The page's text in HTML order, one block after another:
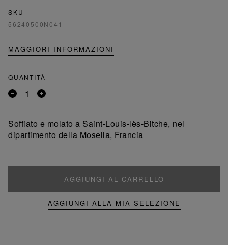
SKU
56240500N041
MAGGIORI INFORMAZIONI
QUANTITÀ
Rimuovi
Aggiungi
Soffiato e molato a Saint-Louis-lès-Bitche, nel
dipartimento della Mosella, Francia
AGGIUNGI AL CARRELLO
AGGIUNGI ALLA MIA SELEZIONE